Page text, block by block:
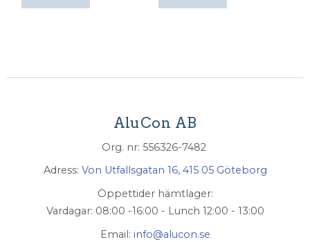
AluCon AB
Org. nr: 556326-7482
Adress: Von Utfallsgatan 16, 415 05 Göteborg
Öppettider hämtlager:
Vardagar: 08:00 -16:00 - Lunch 12:00 - 13:00
Email: info@alucon.se